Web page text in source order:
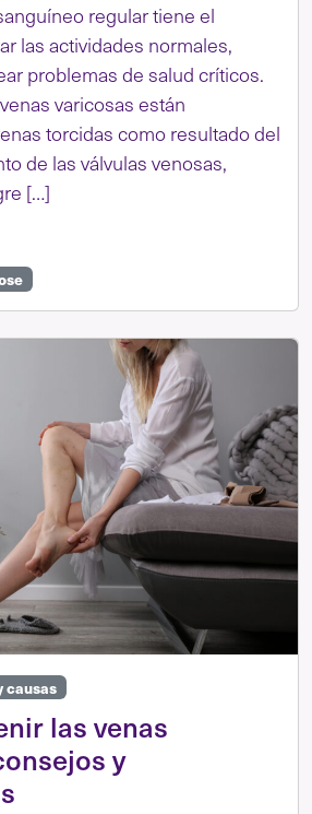
regular tiene el
las actividades normales,
problemas de salud críticos.
varicosas están
torcidas como resultado del
de las válvulas venosas,
[…]
causas
las venas
y